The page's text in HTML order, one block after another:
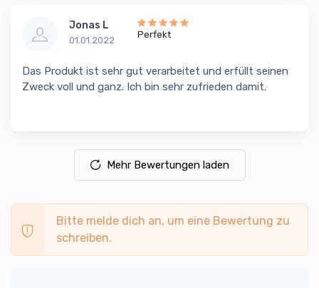
Jonas L
01.01.2022
Perfekt
Das Produkt ist sehr gut verarbeitet und erfüllt seinen
Zweck voll und ganz. Ich bin sehr zufrieden damit.
Mehr Bewertungen laden
Bitte melde dich an, um eine Bewertung zu
schreiben.